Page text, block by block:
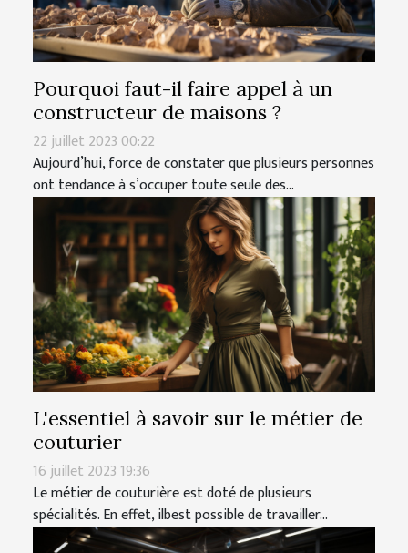
Pourquoi faut-il faire appel à un
constructeur de maisons ?
22 juillet 2023 00:22
Aujourd’hui, force de constater que plusieurs personnes
ont tendance à s’occuper toute seule des...
L'essentiel à savoir sur le métier de
couturier
16 juillet 2023 19:36
Le métier de couturière est doté de plusieurs
spécialités. En effet, ilbest possible de travailler...